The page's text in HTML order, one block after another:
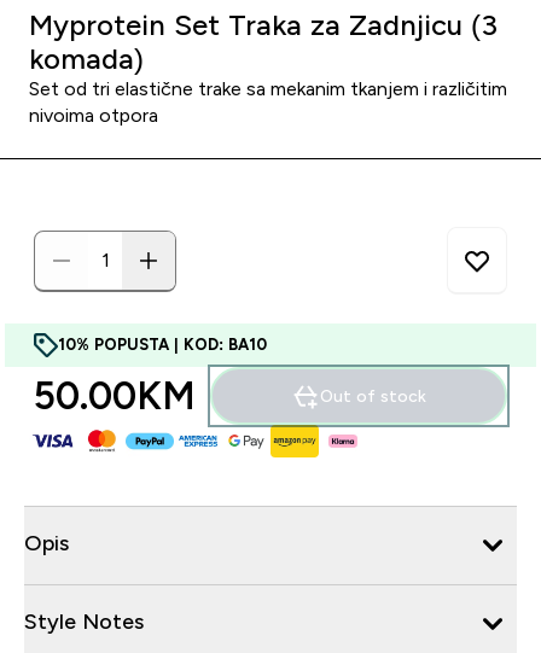
Myprotein Set Traka za Zadnjicu (3
komada)
Set od tri elastične trake sa mekanim tkanjem i različitim
nivoima otpora
10% POPUSTA | KOD: BA10
50.00KM‎ Out of stock
Opis
Style Notes